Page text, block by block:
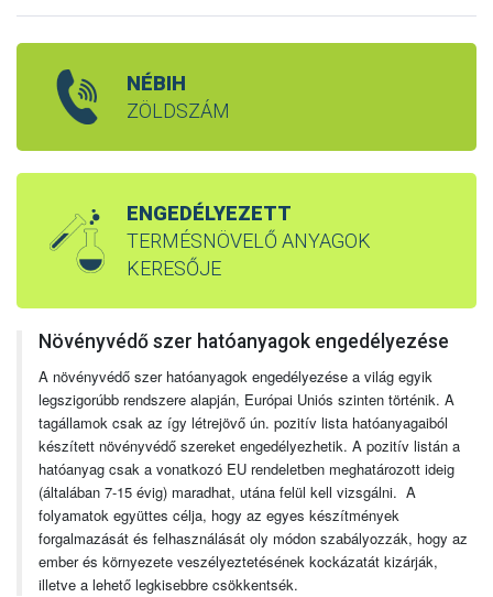
NÉBIH
ZÖLDSZÁM
ENGEDÉLYEZETT
TERMÉSNÖVELŐ ANYAGOK
KERESŐJE
Növényvédő szer hatóanyagok engedélyezése
A növényvédő szer hatóanyagok engedélyezése a világ egyik
legszigorúbb rendszere alapján, Európai Uniós szinten történik. A
tagállamok csak az így létrejövő ún. pozitív lista hatóanyagaiból
készített növényvédő szereket engedélyezhetik. A pozitív listán a
hatóanyag csak a vonatkozó EU rendeletben meghatározott ideig
(általában 7-15 évig) maradhat, utána felül kell vizsgálni. A
folyamatok együttes célja, hogy az egyes készítmények
forgalmazását és felhasználását oly módon szabályozzák, hogy az
ember és környezete veszélyeztetésének kockázatát kizárják,
illetve a lehető legkisebbre csökkentsék.